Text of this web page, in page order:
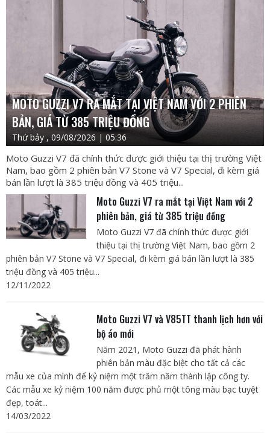
MOTO GUZZI V7 RA MẮT TẠI VIỆT NAM VỚI 2 PHIÊN
BẢN, GIÁ TỪ 385 TRIỆU ĐỒNG
Thứ bảy , 09/08/2026 | 05:36
Moto Guzzi V7 đã chính thức được giới thiệu tại thị trường Việt
Nam, bao gồm 2 phiên bản V7 Stone và V7 Special, đi kèm giá
bán lần lượt là 385 triệu đồng và 405 triệu...
Moto Guzzi V7 ra mắt tại Việt Nam với 2
phiên bản, giá từ 385 triệu đồng
Moto Guzzi V7 đã chính thức được giới
thiệu tại thị trường Việt Nam, bao gồm 2
phiên bản V7 Stone và V7 Special, đi kèm giá bán lần lượt là 385
triệu đồng và 405 triệu...
12/11/2022
Moto Guzzi V7 và V85TT thanh lịch hơn với
bộ áo mới
Năm 2021, Moto Guzzi đã phát hành
phiên bản màu đặc biệt cho tất cả các
mẫu xe của mình để kỷ niệm một trăm năm thành lập công ty.
Các mẫu xe kỷ niệm 100 năm được phủ một tông màu bạc tuyệt
đẹp, toát...
14/03/2022